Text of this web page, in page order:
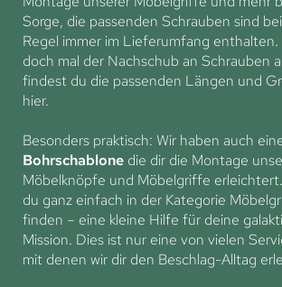
Sorge, die passenden Schrauben sind
Regel immer im Lieferumfang
doch mal der Nachschub an Schrauben
findest du die passenden Längen und
hier.
Besonders praktisch: Wir haben auch
Bohrschablone die dir die Montage
Möbelknöpfe und Möbelgriffe
du ganz einfach in der Kategorie
finden – eine kleine Hilfe für deine
Mission. Dies ist nur eine von vielen
mit denen wir dir den Beschlag-Alltag